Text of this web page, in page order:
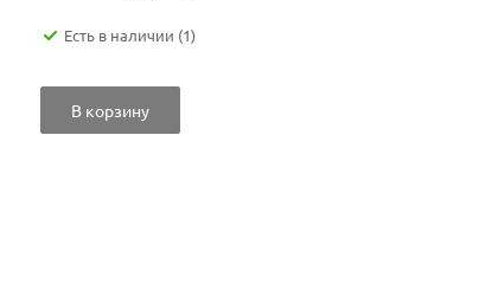
Есть в наличии (1)
В корзину